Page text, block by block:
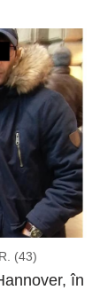
(43)
în